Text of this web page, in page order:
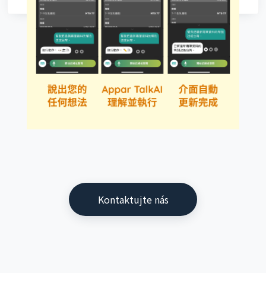
Kontaktujte nás